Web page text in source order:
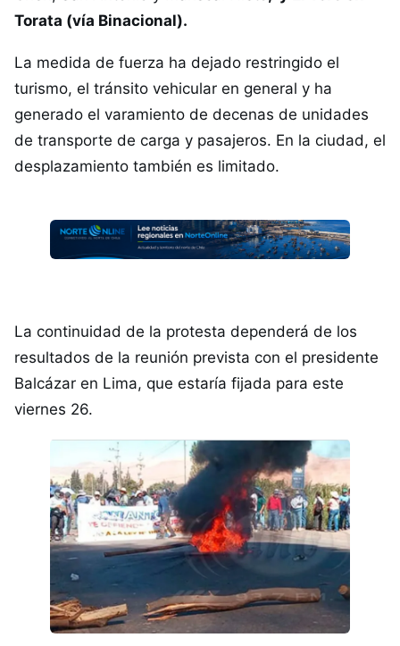
Torata (vía Binacional).
La medida de fuerza ha dejado restringido el
turismo, el tránsito vehicular en general y ha
generado el varamiento de decenas de unidades
de transporte de carga y pasajeros. En la ciudad, el
desplazamiento también es limitado.
La continuidad de la protesta dependerá de los
resultados de la reunión prevista con el presidente
Balcázar en Lima, que estaría fijada para este
viernes 26.